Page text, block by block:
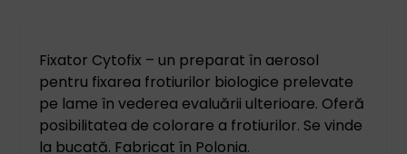
Fixator Cytofix – un preparat în aerosol
pentru fixarea frotiurilor biologice prelevate
pe lame în vederea evaluării ulterioare. Oferă
posibilitatea de colorare a frotiurilor. Se vinde
la bucată. Fabricat în Polonia.